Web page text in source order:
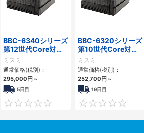
0
BBC-6340シリーズ
第12世代Core対応
小型フロアマウント
PC2PCI/2PCIe
ミスミ
通常価格(税別)：
295,000円～
5日目
0
BBC-6320シリーズ
第10世代Core対応
小型フロアマウント
FAPC 2PCI・2PCIe
ミスミ
通常価格(税別)：
252,700円～
19日目